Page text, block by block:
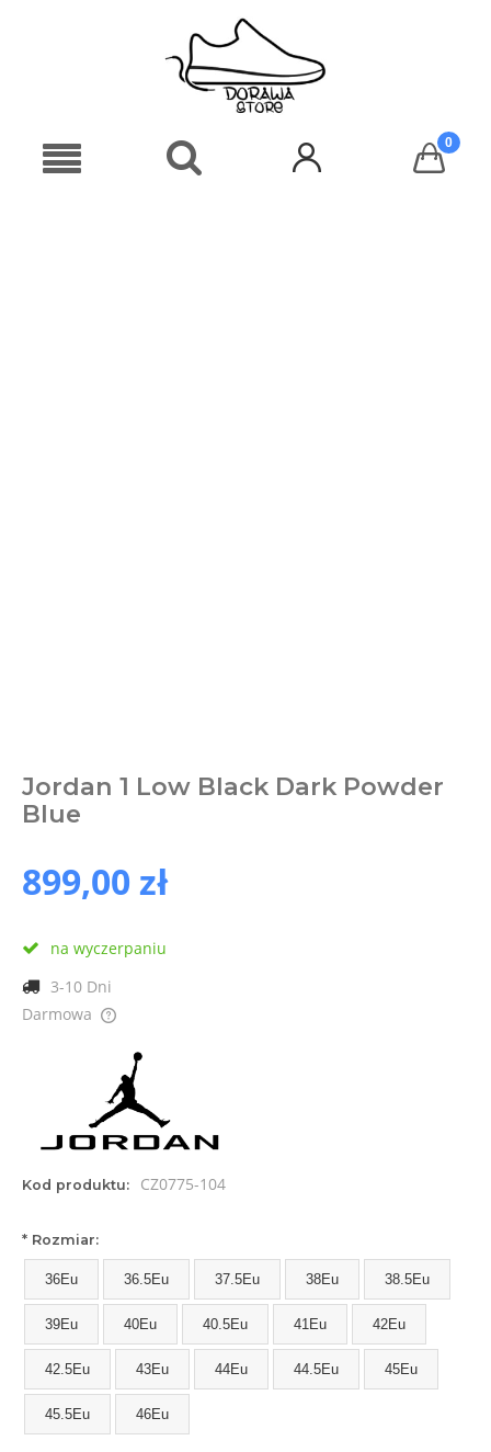
Jordan 1 Low Black Dark Powder
Blue
899,00 zł
na wyczerpaniu
3-10 Dni
Darmowa
Cena nie zawiera ewentualnych kosztów płatności
Kod produktu: CZ0775-104
* Rozmiar:
36Eu 36.5Eu 37.5Eu 38Eu 38.5Eu
39Eu 40Eu 40.5Eu 41Eu 42Eu
42.5Eu 43Eu 44Eu 44.5Eu 45Eu
45.5Eu 46Eu